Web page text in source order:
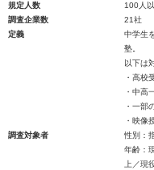
規定人数
100人
調査企業数
21社
定義
中学生
塾。
以下は
・高校
・中高
・一部
・映像
調査対象者
性別：
年齢：
上／現